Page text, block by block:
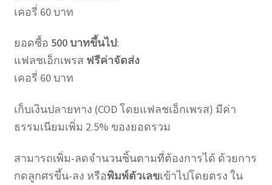
เคอรี่ 60 บาท
ยอดซื้อ 500 บาทขึ้นไป:
แฟลชเอ็กเพรส ฟรีค่าจัดส่ง
เคอรี่ 60 บาท
เก็บเงินปลายทาง (COD โดยแฟลชเอ็กเพรส) มีค่า
ธรรมเนียมเพิ่ม 2.5% ของยอดรวม
สามารถเพิ่ม-ลดจำนวนชิ้นตามที่ต้องการได้ ด้วยการ
กดลูกศรขึ้น-ลง หรือพิมพ์ตัวเลขเข้าไปโดยตรง ใน